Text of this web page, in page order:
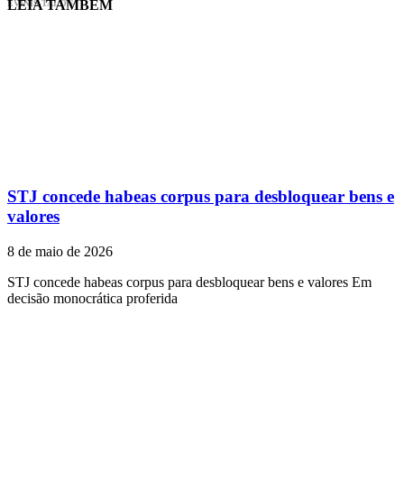
EVINIS TALON
LEIA TAMBÉM
STJ concede habeas corpus para desbloquear bens e
valores
8 de maio de 2026
STJ concede habeas corpus para desbloquear bens e valores Em
decisão monocrática proferida